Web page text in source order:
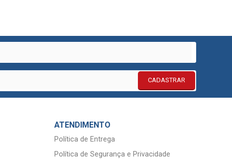
CADASTRAR
ATENDIMENTO
Política de Entrega
Política de Segurança e Privacidade